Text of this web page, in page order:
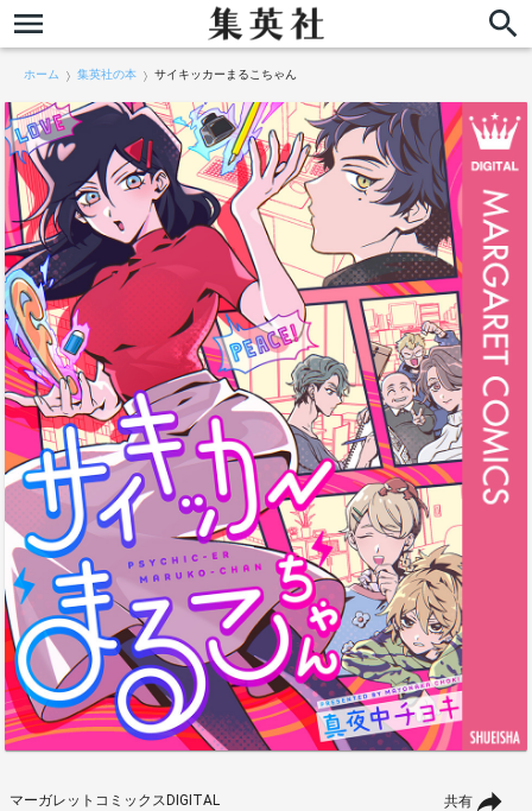
ホーム 集英社の本 サイキッカーまるこちゃん
共有
マーガレットコミックスDIGITAL